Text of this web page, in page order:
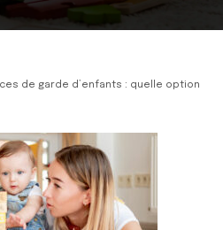
de garde d’enfants : quelle option